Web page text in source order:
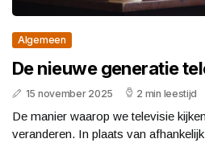
Algemeen
De nieuwe generatie
15 november 2025 2 min leestijd
De manier waarop we televisie
veranderen. In plaats van